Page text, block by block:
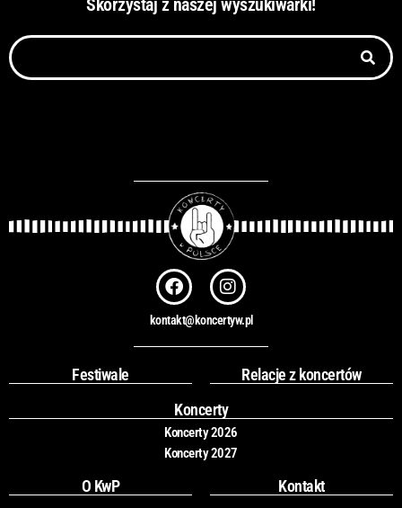
Skorzystaj z naszej wyszukiwarki!
Szukaj
F
a
c
e
b
o
k
I
n
s
t
a
r
a
m
kontakt@koncertyw.pl
Festiwale
Relacje z koncertów
Koncerty
Koncerty 2026
Koncerty 2027
O KwP
Kontakt